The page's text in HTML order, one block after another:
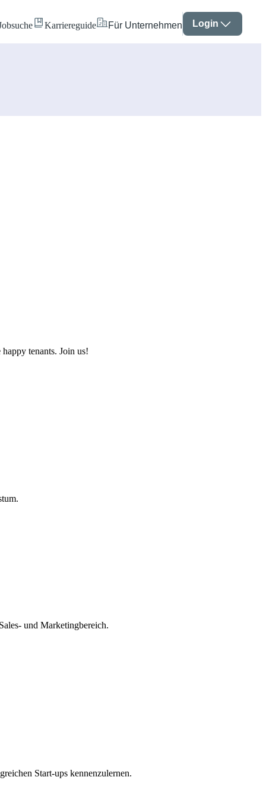
Karriereguide Für Unternehmen Login
tenants. Join us!
und Marketingbereich.
Start-ups kennenzulernen.